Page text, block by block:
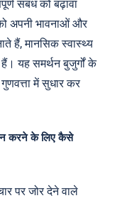
संबंध को बढ़ावा
अपनी भावनाओं और
हैं, मानसिक स्वास्थ्य
हैं। यह समर्थन बुजुर्गों के
में सुधार कर
करने के लिए कैसे
पर जोर देने वाले